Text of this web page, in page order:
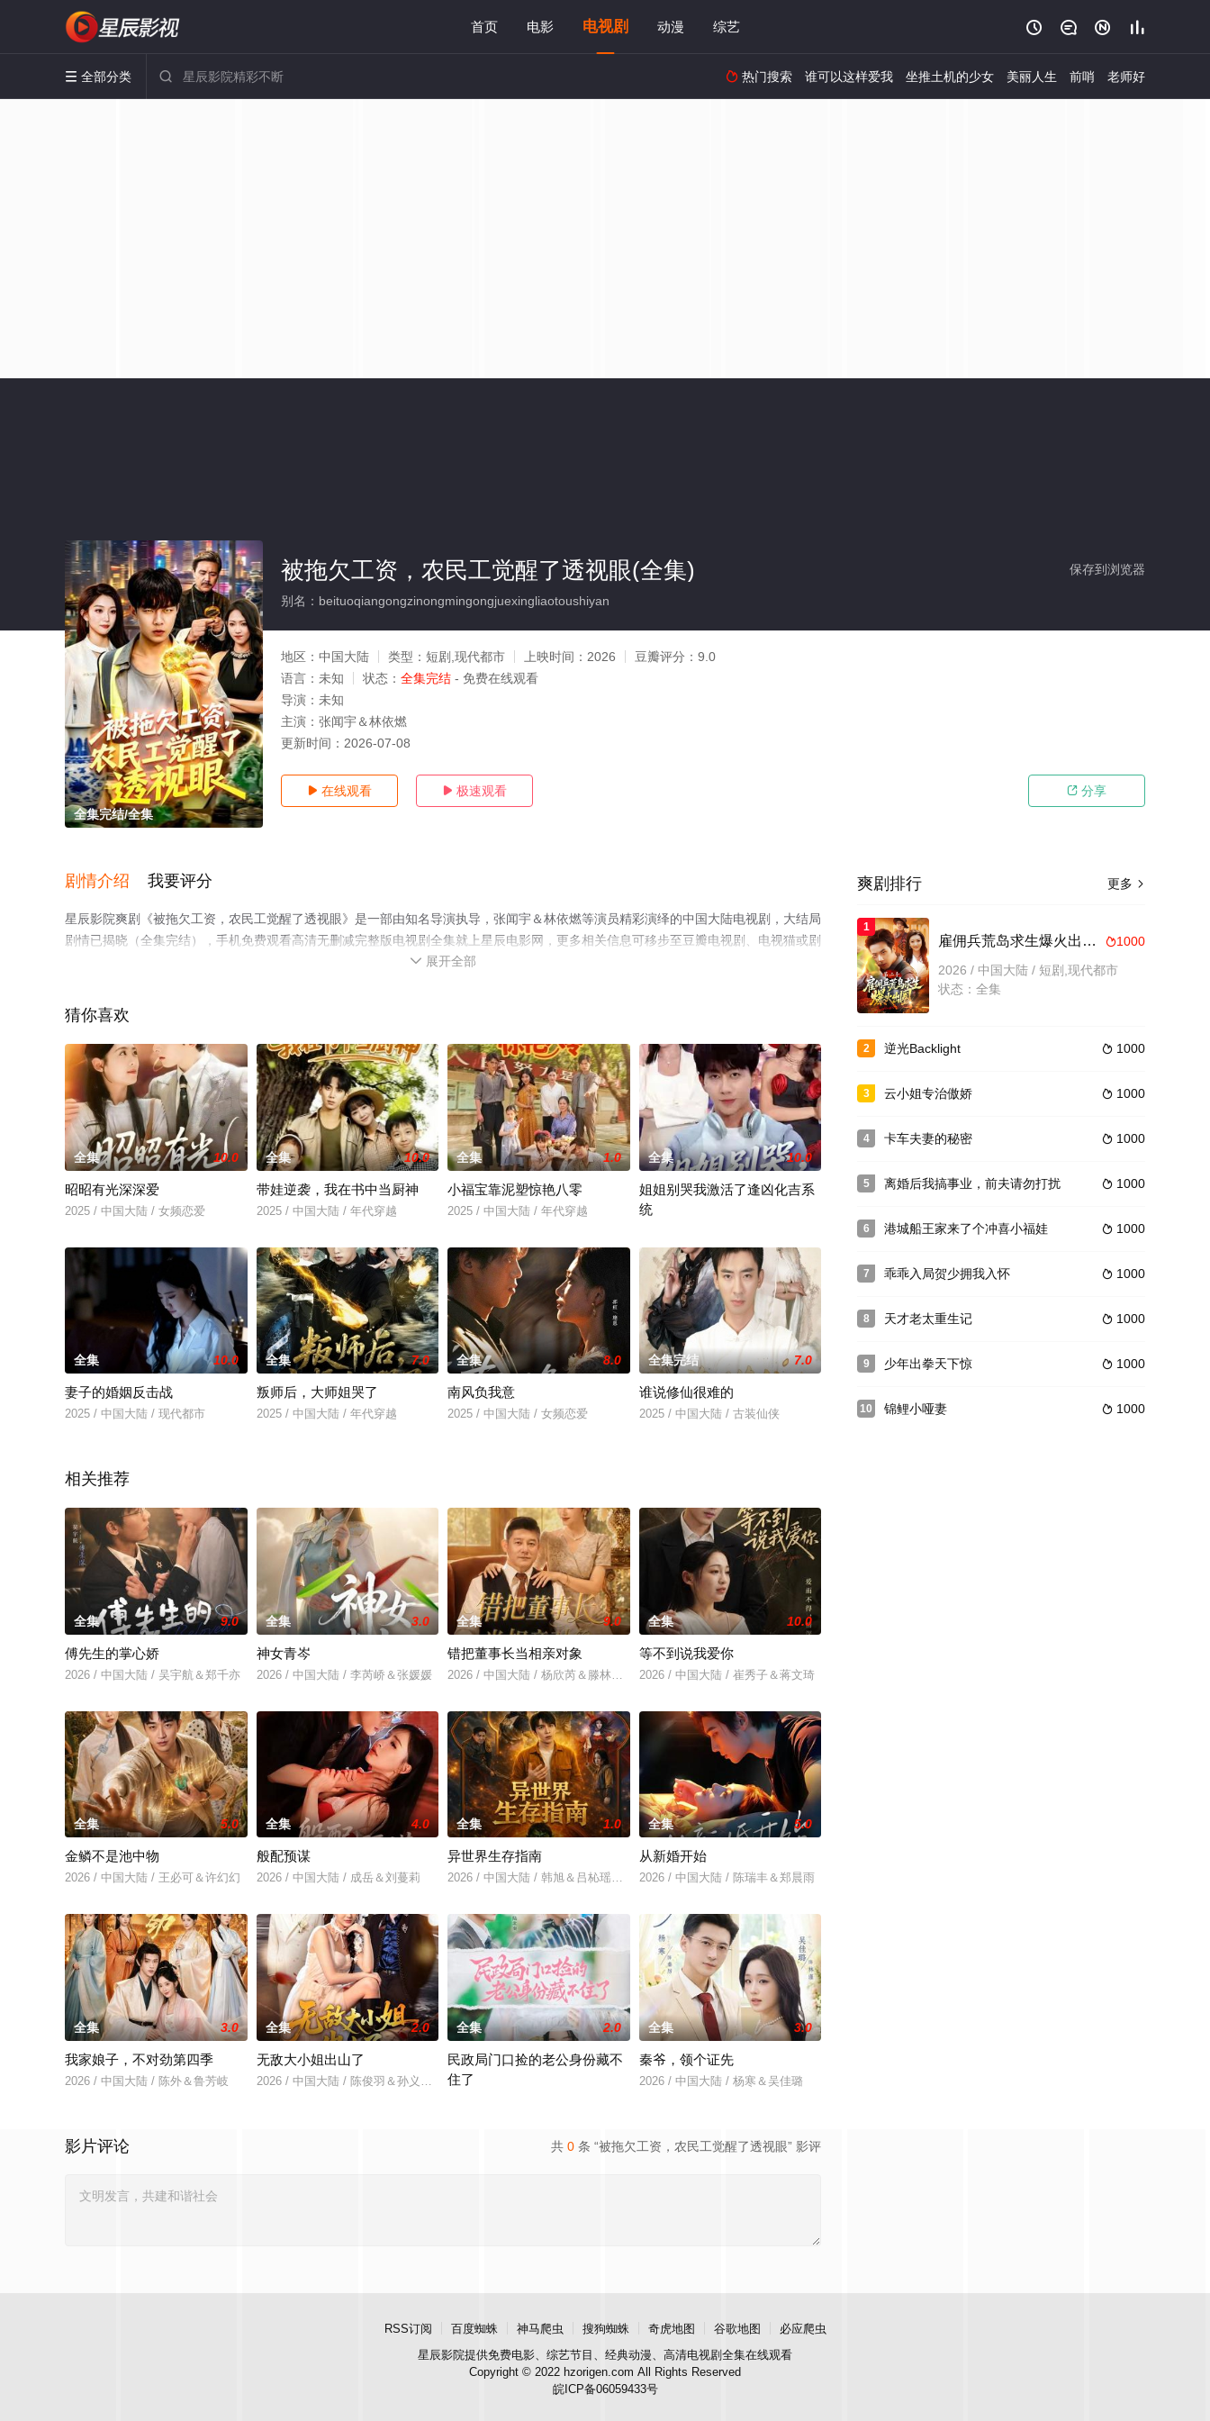
首页 电影 电视剧 动漫 综艺    
 全部分类   热门搜索 谁可以这样爱我 坐推土机的少女 美丽人生 前哨 老师好
全集完结/全集
保存到浏览器
被拖欠工资，农民工觉醒了透视眼(全集)
别名：beituoqiangongzinongmingongjuexingliaotoushiyan
地区： 中国大陆 类型： 短剧,现代都市 上映时间： 2026 豆瓣评分： 9.0
语言： 未知 状态： 全集完结 - 免费在线观看
导演： 未知
主演： 张闻宇＆林依燃
更新时间： 2026-07-08
 在线观看  极速观看  分享
剧情介绍 我要评分
星辰影院爽剧《被拖欠工资，农民工觉醒了透视眼》是一部由知名导演执导，张闻宇＆林依燃等演员精彩演绎的中国大陆电视剧，大结局
剧情已揭晓（全集完结），手机免费观看高清无删减完整版电视剧全集就上星辰电影网，更多相关信息可移步至豆瓣电视剧、电视猫或剧
 展开全部
猜你喜欢
全集 10.0
昭昭有光深深爱
2025 / 中国大陆 / 女频恋爱
全集 10.0
带娃逆袭，我在书中当厨神
2025 / 中国大陆 / 年代穿越
全集 1.0
小福宝靠泥塑惊艳八零
2025 / 中国大陆 / 年代穿越
全集 10.0
姐姐别哭我激活了逢凶化吉系
统
全集 10.0
妻子的婚姻反击战
2025 / 中国大陆 / 现代都市
全集 7.0
叛师后，大师姐哭了
2025 / 中国大陆 / 年代穿越
全集 8.0
南风负我意
2025 / 中国大陆 / 女频恋爱
全集完结 7.0
谁说修仙很难的
2025 / 中国大陆 / 古装仙侠
相关推荐
全集 9.0
傅先生的掌心娇
2026 / 中国大陆 / 吴宇航＆郑千亦
全集 3.0
神女青岑
2026 / 中国大陆 / 李芮峤＆张媛媛
全集 9.0
错把董事长当相亲对象
2026 / 中国大陆 / 杨欣芮＆滕林＆马治邦
全集 10.0
等不到说我爱你
2026 / 中国大陆 / 崔秀子＆蒋文琦
全集 5.0
金鳞不是池中物
2026 / 中国大陆 / 王必可＆许幻幻
全集 4.0
般配预谋
2026 / 中国大陆 / 成岳＆刘蔓莉
全集 1.0
异世界生存指南
2026 / 中国大陆 / 韩旭＆吕杺瑶＆魏尊＆夏清＆金林
全集 5.0
从新婚开始
2026 / 中国大陆 / 陈瑞丰＆郑晨雨
全集 3.0
我家娘子，不对劲第四季
2026 / 中国大陆 / 陈外＆鲁芳岐
全集 2.0
无敌大小姐出山了
2026 / 中国大陆 / 陈俊羽＆孙义宸＆郭亚宁
全集 2.0
民政局门口捡的老公身份藏不
住了
全集 3.0
秦爷，领个证先
2026 / 中国大陆 / 杨寒＆吴佳璐
共 0 条 “被拖欠工资，农民工觉醒了透视眼” 影评
影片评论
更多 
爽剧排行
1
1000
雇佣兵荒岛求生爆火出圈第二季
2026 / 中国大陆 / 短剧,现代都市
状态：全集
2  1000
逆光Backlight
3  1000
云小姐专治傲娇
4  1000
卡车夫妻的秘密
5  1000
离婚后我搞事业，前夫请勿打扰
6  1000
港城船王家来了个冲喜小福娃
7  1000
乖乖入局贺少拥我入怀
8  1000
天才老太重生记
9  1000
少年出拳天下惊
10  1000
锦鲤小哑妻
RSS订阅 百度蜘蛛 神马爬虫 搜狗蜘蛛 奇虎地图 谷歌地图
必应爬虫
星辰影院提供免费电影、综艺节目、经典动漫、高清电视剧全集在线观看
Copyright © 2022 hzorigen.com All Rights Reserved
皖ICP备06059433号